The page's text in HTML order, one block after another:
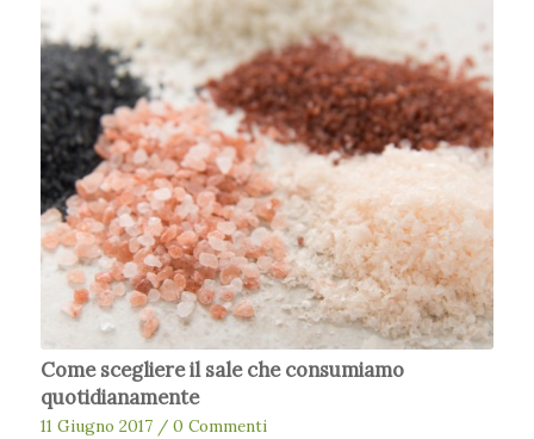
Come scegliere il sale che consumiamo
quotidianamente
11 Giugno 2017 / 0 Commenti